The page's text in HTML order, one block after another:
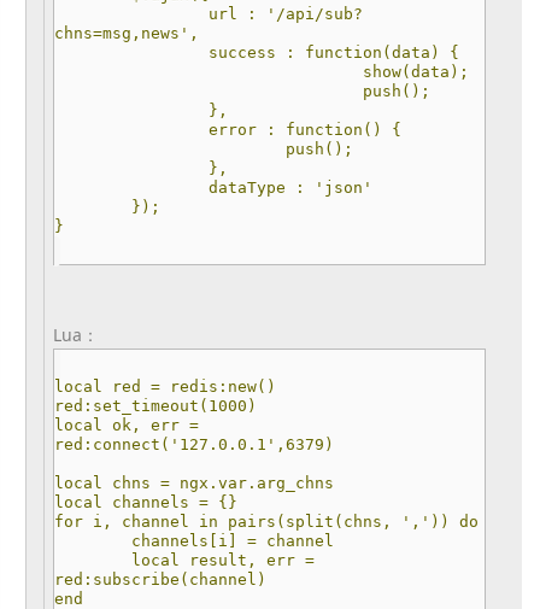
url : '/api/sub?
chns=msg,news',
success : function(data) {
show(data);
push();
},
error : function() {
push();
},
dataType : 'json'
});
}
Lua：
local red = redis:new()
red:set_timeout(1000)
local ok, err =
red:connect('127.0.0.1',6379)
local chns = ngx.var.arg_chns
local channels = {}
for i, channel in pairs(split(chns, ',')) do
channels[i] = channel
local result, err =
red:subscribe(channel)
end